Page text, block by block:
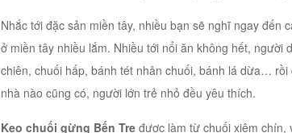
Nhắc tới đặc sản miền tây, nhiều bạn sẽ nghĩ ngay đến
ở miền tây nhiều lắm. Nhiều tới nổi ăn không hết,
chiên, chuối hấp, bánh tét nhân chuối, bánh lá dừa…
nhà nào cũng có, người lớn trẻ nhỏ đều yêu thích.
Kẹo chuối gừng Bến Tređược làm từ chuối xiêm chín,